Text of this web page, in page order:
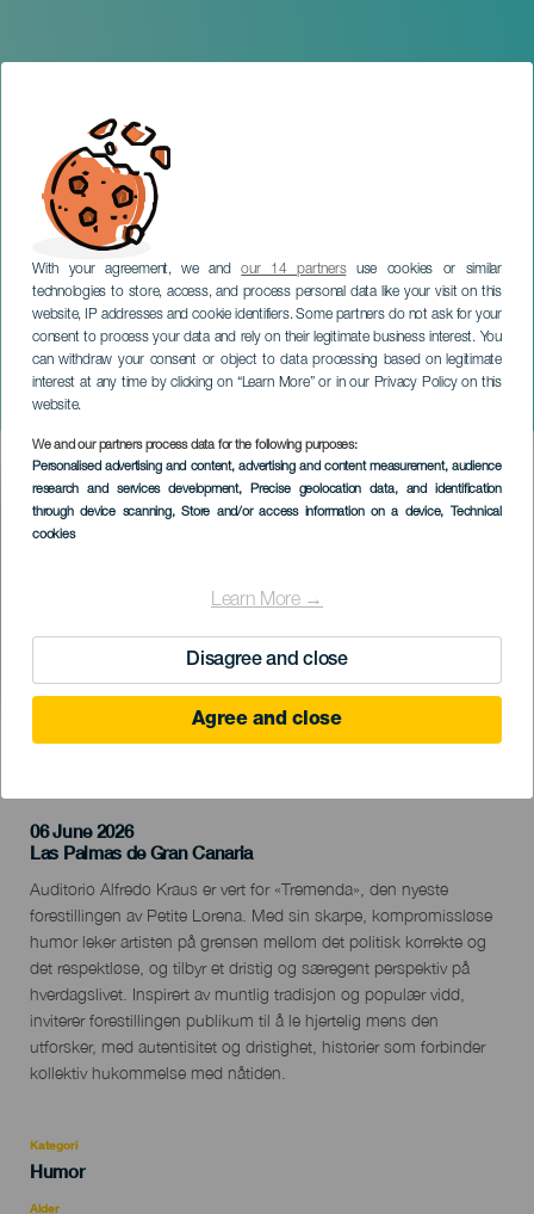
With your agreement, we andour 14 partnersuse cookies or similar
technologies to store, access, and process personal data like your visit on this
website, IP addresses and cookie identifiers. Some partners do not ask for your
consent to process your data and rely on their legitimate business interest. You
can withdraw your consent or object to data processing based on legitimate
interest at any time by clicking on “Learn More” or in our Privacy Policy on this
website.
We and our partners process data for the following purposes:
Personalised advertising and content, advertising and content measurement, audience
research and services development, Precise geolocation data, and identification
through device scanning, Store and/or access information on a device, Technical
cookies
Learn More →
Disagree and close
Agree and close
Petite Lorena: Tremenda
GRAN CANARIA
Imagen
Listado
06 June 2026
Localidad
Las Palmas de Gran Canaria
Descripción
del
evento
Auditorio Alfredo Kraus er vert for «Tremenda», den nyeste
forestillingen av Petite Lorena. Med sin skarpe, kompromissløse
humor leker artisten på grensen mellom det politisk korrekte og
det respektløse, og tilbyr et dristig og særegent perspektiv på
hverdagslivet. Inspirert av muntlig tradisjon og populær vidd,
inviterer forestillingen publikum til å le hjertelig mens den
utforsker, med autentisitet og dristighet, historier som forbinder
kollektiv hukommelse med nåtiden.
Kategori
Categoría
evento
Humor
Alder